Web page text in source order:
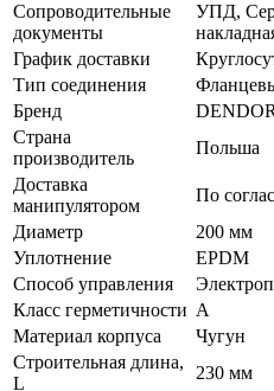
Сопроводительные
документы
УПД,
График доставки
Тип соединения
Бренд
DENDOR
Страна
производитель
Польша
Доставка
манипулятором
По
Диаметр
200 мм
Уплотнение
EPDM
Способ управления
Класс герметичности A
Материал корпуса
Чугун
Строительная длина,
L
230 мм